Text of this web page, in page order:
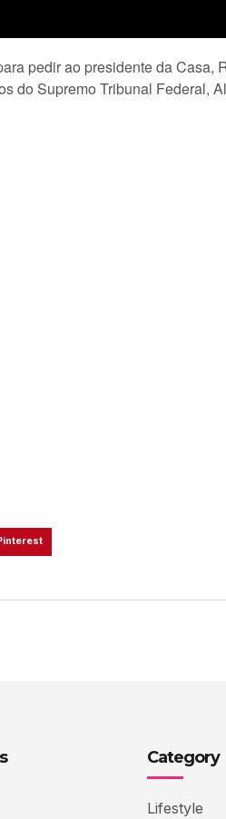
pedir ao presidente da Casa,
do Supremo Tribunal Federal,
Category
Lifestyle